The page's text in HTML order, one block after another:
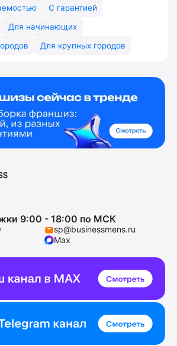
С гарантией
Для начинающих
Для крупных городов
9:00 - 18:00 по МСК
sp@businessmens.ru
Max